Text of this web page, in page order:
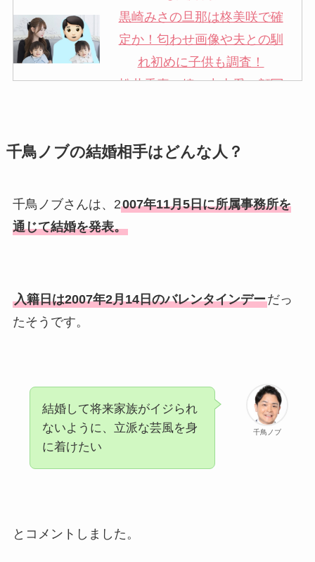
黒崎みさの旦那は柊美咲で確
定か！匂わせ画像や夫との馴
れ初めに子供も調査！
松井秀喜の嫁・中山愛の顔写
申真衣の旦那・工藤けんの現
子供も調査！
顔画像！元嫁との離婚理由や
情報や離婚の噂も調査！
大川橋蔵の奥さん・真理子は
誰かも調査！
千鳥ノブの結婚相手はどんな人？
千鳥ノブさんは、2007年11月5日に所属事務所を
通じて結婚を発表。
入籍日は2007年2月14日のバレンタインデーだっ
たそうです。
千鳥ノブ
結婚して将来家族がイジられ
ないように、立派な芸風を身
に着けたい
とコメントしました。